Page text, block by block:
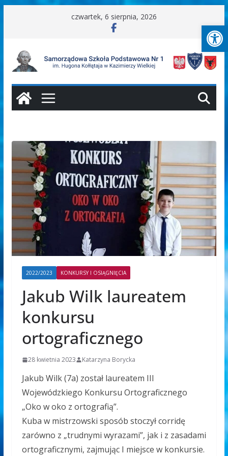
czwartek, 6 sierpnia, 2026
2022/2023 KONKURSY I OSIĄGNIĘCIA
Jakub Wilk laureatem
konkursu
ortograficznego
28 kwietnia 2023 Katarzyna Borycka
Jakub Wilk (7a) został laureatem III
Wojewódzkiego Konkursu Ortograficznego
„Oko w oko z ortografią”.
Kuba w mistrzowski sposób stoczył corridę
zarówno z „trudnymi wyrazami”, jak i z zasadami
ortograficznymi, zajmując I miejsce w konkursie.